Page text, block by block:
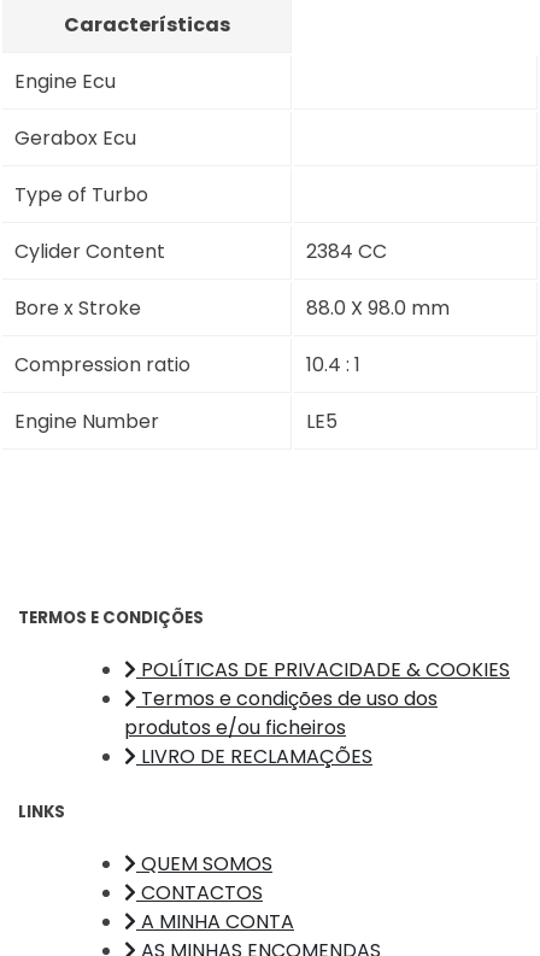
Características
Engine Ecu
Gerabox Ecu
Type of Turbo
Cylider Content 2384 CC
Bore x Stroke 88.0 X 98.0 mm
Compression ratio 10.4 : 1
Engine Number LE5
TERMOS E CONDIÇÕES
POLÍTICAS DE PRIVACIDADE & COOKIES
Termos e condições de uso dos
produtos e/ou ficheiros
LIVRO DE RECLAMAÇÕES
LINKS
QUEM SOMOS
CONTACTOS
A MINHA CONTA